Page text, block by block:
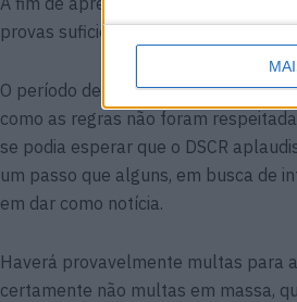
provas suficientes para decidir a
O período de observação que
como as regras não foram
se podia esperar que o DSCR
um passo que alguns, em busca de
em dar como notícia.
Haverá provavelmente multas para
certamente não multas em massa,